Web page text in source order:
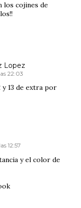
los cojines de
Lopez
22:03
y 13 de extra por
12:57
y el color de